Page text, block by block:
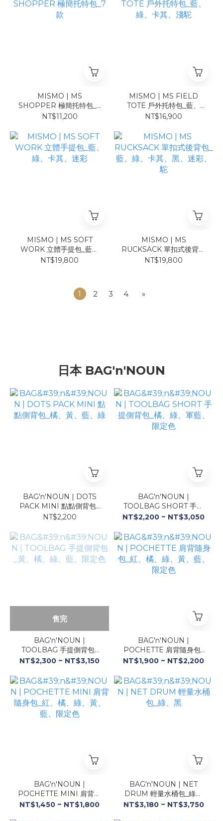
MISMO | MS
SHOPPER 極簡托特包_7
款
NT$11,200
MISMO | MS FIELD
TOTE 戶外托特包_藍、
綠、卡其、淺駝
NT$16,900
MISMO | MS SOFT
WORK 立體手提包_藍、
綠、卡其、迷彩
NT$19,800
MISMO | MS
RUCKSACK 單扣式後背包
_藍、綠、卡其、黑、迷
NT$19,800
1 2 3 4 »
日本 BAG'n'NOUN
BAG'n'NOUN | DOTS
PACK MINI 點點側背包_
橘、黃、藍、綠
NT$2,200
BAG'n'NOUN |
TOOLBAG SHORT 手提
側背包_橘、綠、軍藍、限
NT$2,200 ~ NT$3,050
售完
BAG'n'NOUN |
TOOLBAG 手提側背包_
黃、橘、綠、藍、限定色
NT$2,300 ~ NT$3,150
BAG'n'NOUN |
POCHETTE 肩背隨身包_
紅、橘、綠、黃、藍、限定
NT$1,900 ~ NT$2,200
BAG'n'NOUN |
POCHETTE MINI 肩背隨
身包_紅、橘、綠、黃、
NT$1,450 ~ NT$1,800
BAG'n'NOUN | NET
DRUM 輕量水桶包_綠、
黑
NT$3,180 ~ NT$3,750